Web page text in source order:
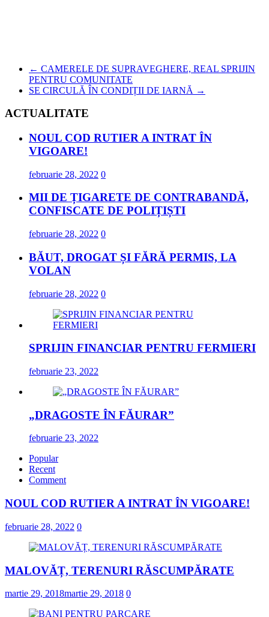
← CAMERELE DE SUPRAVEGHERE, REAL SPRIJIN
PENTRU COMUNITATE
SE CIRCULĂ ÎN CONDIȚII DE IARNĂ →
ACTUALITATE
NOUL COD RUTIER A INTRAT ÎN
VIGOARE!
februarie 28, 2022 0
MII DE ȚIGARETE DE CONTRABANDĂ,
CONFISCATE DE POLIȚIȘTI
februarie 28, 2022 0
BĂUT, DROGAT ȘI FĂRĂ PERMIS, LA
VOLAN
februarie 28, 2022 0
SPRIJIN FINANCIAR PENTRU FERMIERI
februarie 23, 2022
„DRAGOSTE ÎN FĂURAR”
februarie 23, 2022
Popular
Recent
Comment
NOUL COD RUTIER A INTRAT ÎN VIGOARE!
februarie 28, 2022 0
MALOVĂȚ, TERENURI RĂSCUMPĂRATE
martie 29, 2018martie 29, 2018 0